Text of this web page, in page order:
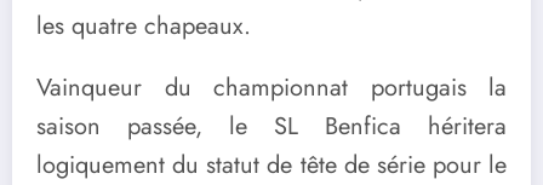
les quatre chapeaux.
Vainqueur du championnat portugais la
saison passée, le SL Benfica héritera
logiquement du statut de tête de série pour le